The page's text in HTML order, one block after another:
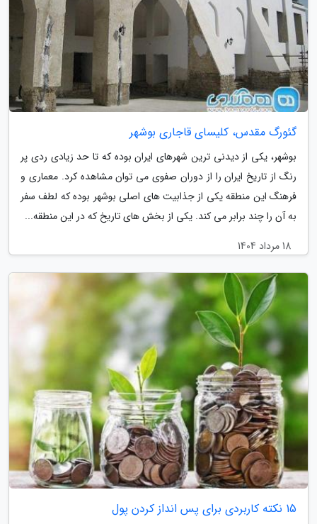
گئورگ مقدس، کلیسای قاجاری بوشهر
بوشهر، یکی از دیدنی ترین شهرهای ایران بوده که تا حد زیادی ردی پر
رنگ از تاریخ ایران را از دوران صفوی می توان مشاهده کرد. معماری و
فرهنگ این منطقه یکی از جذابیت های اصلی بوشهر بوده که لطف سفر
به آن را چند برابر می کند. یکی از بخش های تاریخ که در این منطقه...
18 مرداد 1404
15 نکته کاربردی برای پس انداز کردن پول